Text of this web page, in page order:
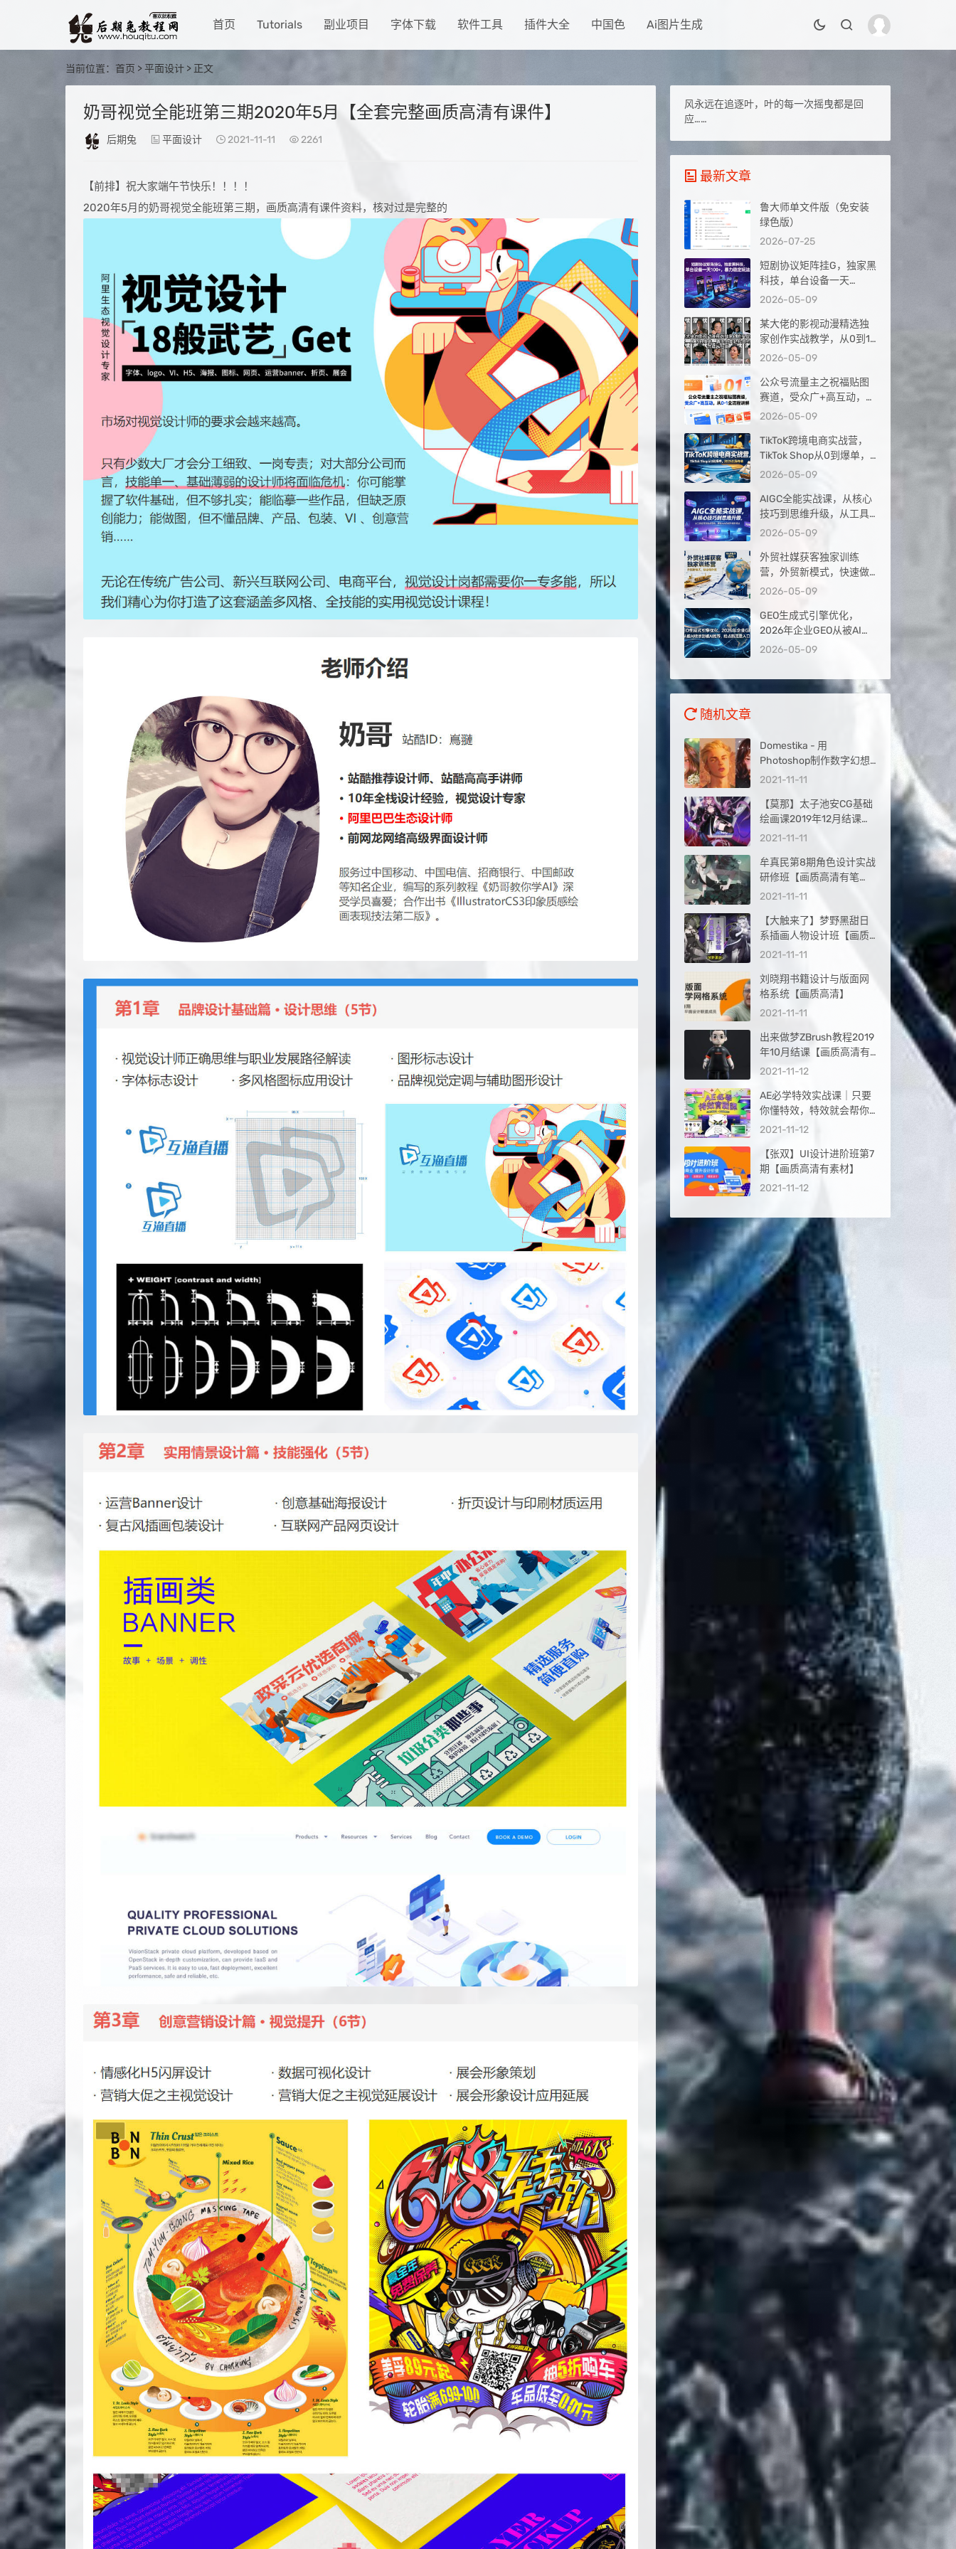
首页 Tutorials 副业项目 字体下载 软件工具 插件大全 中国色 Ai图片生成
当前位置： 首页 >平面设计 > 正文
奶哥视觉全能班第三期2020年5月【全套完整画质高清有课件】
后期兔 平面设计 2021-11-11 2261
【前排】祝大家端午节快乐！！！！
2020年5月的奶哥视觉全能班第三期，画质高清有课件资料，核对过是完整的
风永远在追逐叶，叶的每一次摇曳都是回
应……
最新文章
鲁大师单文件版（免安装
绿色版）
2026-07-25
短剧协议矩阵挂G，独家黑
科技，单台设备一天
100+，暴力稳定玩法【揭
2026-05-09
某大佬的影视动漫精选独
家创作实战教学，从0到1
落地，新手也能轻松签约
2026-05-09
公众号流量主之祝福贴图
赛道，受众广+高互动，从
0-1全流程讲解
2026-05-09
TikToK跨境电商实战营，
TikTok Shop从0到爆单，
2026出海夺金
2026-05-09
AIGC全能实战课，从核心
技巧到思维升级，从工具
应用到实战落地，解锁AI
2026-05-09
外贸社媒获客独家训练
营，外贸新模式，快速做
外贸（更新26年4月）
2026-05-09
GEO生成式引擎优化，
2026年企业GEO从被AI收
录到被AI推荐，抢占新流
2026-05-09
随机文章
Domestika - 用
Photoshop制作数字幻想
肖像【画质高清有笔刷】
2021-11-11
【莫那】太子池安CG基础
绘画课2019年12月结课
【画质高清】
2021-11-11
牟真民第8期角色设计实战
研修班【画质高清有笔
刷】
2021-11-11
【大触来了】梦野黑甜日
系插画人物设计班【画质
高清2021年1月完结】
2021-11-11
刘晓翔书籍设计与版面网
格系统【画质高清】
2021-11-11
出来做梦ZBrush教程2019
年10月结课【画质高清有
素材】
2021-11-12
AE必学特效实战课｜只要
你懂特效，特效就会帮你
2021年3月完结【画质高
2021-11-12
【张双】UI设计进阶班第7
期【画质高清有素材】
2021-11-12